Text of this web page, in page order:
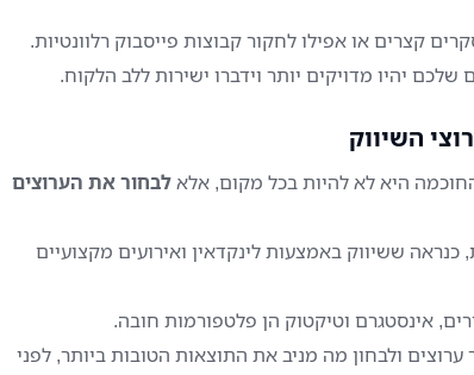
קצרים או אפילו לחקור קבוצות פייסבוק רלוונטיות.
יהיו מדויקים יותר וידברו ישירות ללב הלקוח.
השיווק
היא לא להיות בכל מקום, אלאלבחור את הערוצים
ששיווק באמצעות לינקדאין ואירועים מקצועיים
אינסטגרם וטיקטוק הן פלטפורמות חובה.
ולבחון מה מניב את התוצאות הטובות ביותר, לפני